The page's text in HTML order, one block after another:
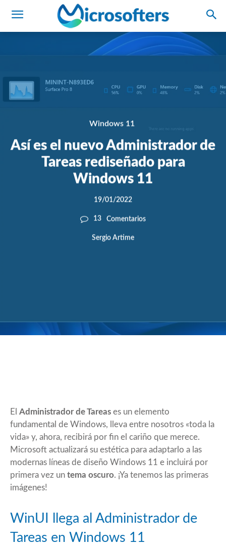
Windows 11
Así es el nuevo Administrador de
Tareas rediseñado para
Windows 11
19/01/2022
13 Comentarios
Sergio Artime
El Administrador de Tareas es un elemento
fundamental de Windows, lleva entre nosotros «toda la
vida» y, ahora, recibirá por fin el cariño que merece.
Microsoft actualizará su estética para adaptarlo a las
modernas líneas de diseño Windows 11 e incluirá por
primera vez un tema oscuro. ¡Ya tenemos las primeras
imágenes!
WinUI llega al Administrador de
Tareas en Windows 11